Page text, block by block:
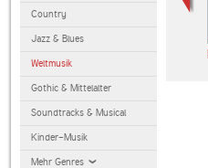
Country
Jazz & Blues
Weltmusik
Gothic & Mittelalter
Soundtracks & Musical
Kinder-Musik
Mehr Genres